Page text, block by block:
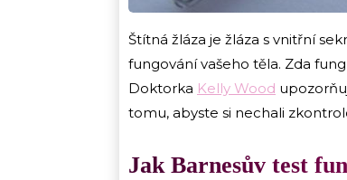
Štítná žláza je žláza s vnitřní
fungování vašeho těla. Zda
Doktorka Kelly Wood
tomu, abyste si nechali
Jak Barnesův test